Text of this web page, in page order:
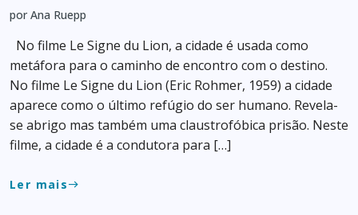
por Ana Ruepp
No filme Le Signe du Lion, a cidade é usada como
metáfora para o caminho de encontro com o destino.
No filme Le Signe du Lion (Eric Rohmer, 1959) a cidade
aparece como o último refúgio do ser humano. Revela-
se abrigo mas também uma claustrofóbica prisão. Neste
filme, a cidade é a condutora para […]
Ler maiseast